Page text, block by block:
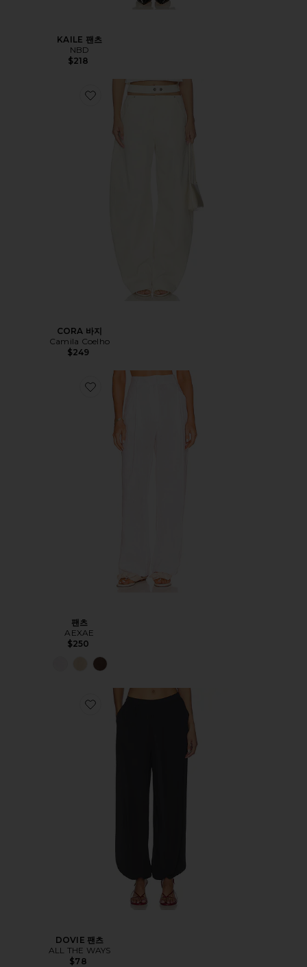
KAILE 팬츠
NBD
$218
CORA 바지
Camila Coelho
$249
팬츠
AEXAE
$250
DOVIE 팬츠
ALL THE WAYS
$78